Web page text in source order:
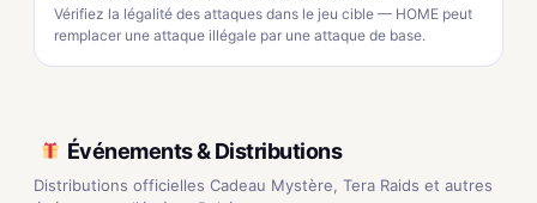
Vérifiez la légalité des attaques dans le jeu cible — HOME peut
remplacer une attaque illégale par une attaque de base.
Événements & Distributions
Distributions officielles Cadeau Mystère, Tera Raids et autres